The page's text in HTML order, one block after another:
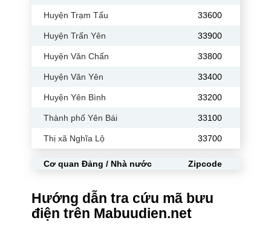
Huyện Trạm Tấu 33600
Huyện Trấn Yên 33900
Huyện Văn Chấn 33800
Huyện Văn Yên 33400
Huyện Yên Bình 33200
Thành phố Yên Bái 33100
Thị xã Nghĩa Lộ 33700
Cơ quan Đảng / Nhà nước Zipcode
Hướng dẫn tra cứu mã bưu
điện trên Mabuudien.net